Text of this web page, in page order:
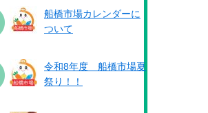
船橋市場カレンダーに
ついて
令和8年度 船橋市場夏
祭り！！